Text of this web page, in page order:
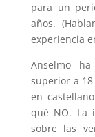
para un
años.
experiencia
Anselmo
superior a
en
qué NO. La
sobre las